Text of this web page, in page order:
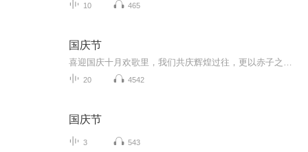
10 465
国庆节
20 4542
国庆节
3 543